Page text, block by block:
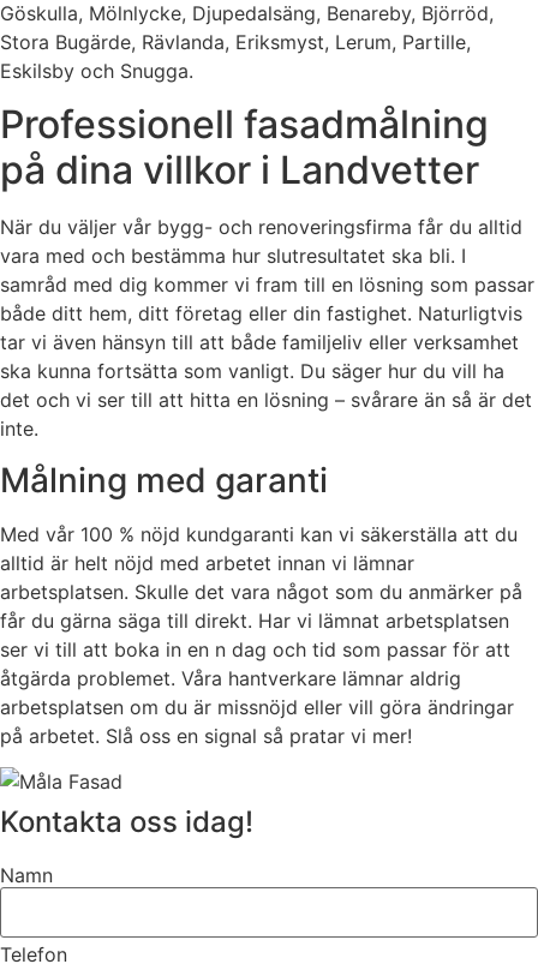
Göskulla, Mölnlycke, Djupedalsäng, Benareby, Björröd,
Stora Bugärde, Rävlanda, Eriksmyst, Lerum, Partille,
Eskilsby och Snugga.
Professionell fasadmålning
på dina villkor i Landvetter
När du väljer vår bygg- och renoveringsfirma får du alltid
vara med och bestämma hur slutresultatet ska bli. I
samråd med dig kommer vi fram till en lösning som passar
både ditt hem, ditt företag eller din fastighet. Naturligtvis
tar vi även hänsyn till att både familjeliv eller verksamhet
ska kunna fortsätta som vanligt. Du säger hur du vill ha
det och vi ser till att hitta en lösning – svårare än så är det
inte.
Målning med garanti
Med vår 100 % nöjd kundgaranti kan vi säkerställa att du
alltid är helt nöjd med arbetet innan vi lämnar
arbetsplatsen. Skulle det vara något som du anmärker på
får du gärna säga till direkt. Har vi lämnat arbetsplatsen
ser vi till att boka in en n dag och tid som passar för att
åtgärda problemet. Våra hantverkare lämnar aldrig
arbetsplatsen om du är missnöjd eller vill göra ändringar
på arbetet. Slå oss en signal så pratar vi mer!
Kontakta oss idag!
Namn
Telefon